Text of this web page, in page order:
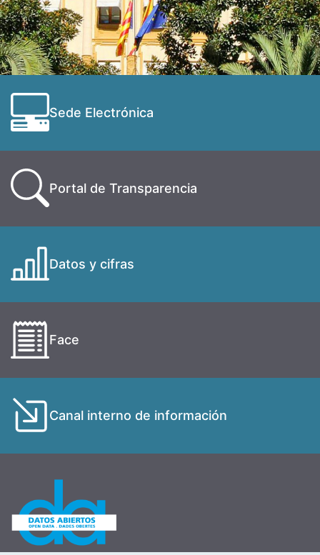
Sede Electrónica
Portal de Transparencia
Datos y cifras
Face
Canal interno de información